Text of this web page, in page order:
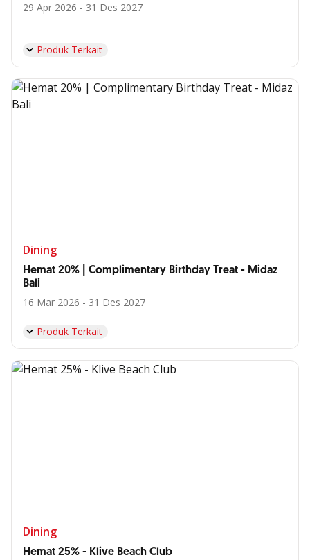
29 Apr 2026 - 31 Des 2027
Produk Terkait
Dining
Hemat 20% | Complimentary Birthday Treat - Midaz
Bali
16 Mar 2026 - 31 Des 2027
Produk Terkait
Dining
Hemat 25% - Klive Beach Club